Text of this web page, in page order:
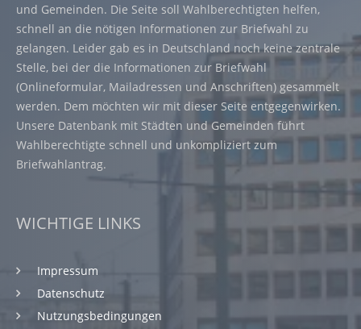
und Gemeinden. Die Seite soll Wahlberechtigten helfen,
schnell an die nötigen Informationen zur Briefwahl zu
gelangen. Leider gab es in Deutschland noch keine zentrale
Stelle, bei der die Informationen zur Briefwahl
(Onlineformular, Mailadressen und Anschriften) gesammelt
werden. Dem möchten wir mit dieser Seite entgegenwirken.
Unsere Datenbank mit Städten und Gemeinden führt
Wahlberechtigte schnell und unkompliziert zum
Briefwahlantrag.
WICHTIGE LINKS
Impressum
Datenschutz
Nutzungsbedingungen